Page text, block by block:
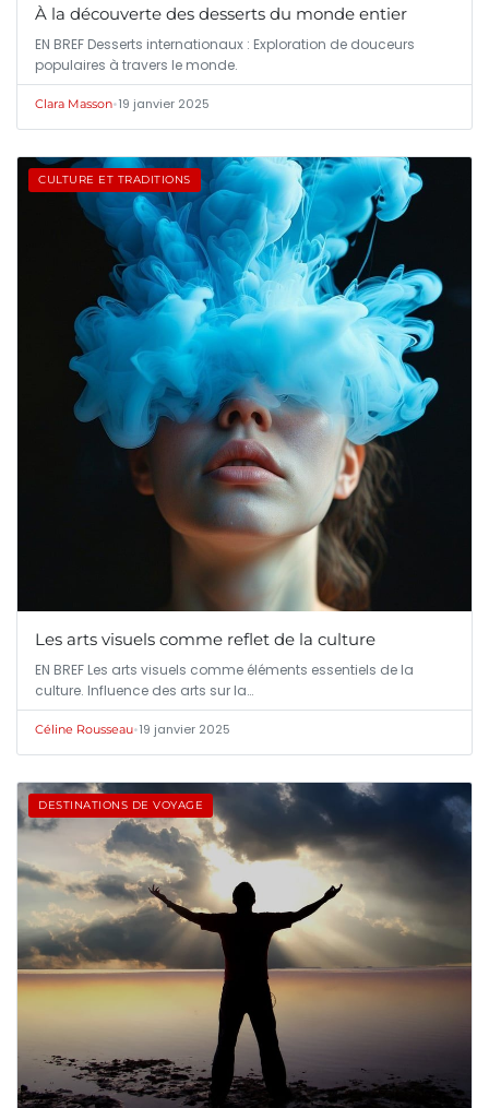
À la découverte des desserts du monde entier
EN BREF Desserts internationaux : Exploration de douceurs
populaires à travers le monde.
Clara Masson•19 janvier 2025
CULTURE ET TRADITIONS
Les arts visuels comme reflet de la culture
EN BREF Les arts visuels comme éléments essentiels de la
culture. Influence des arts sur la…
Céline Rousseau•19 janvier 2025
DESTINATIONS DE VOYAGE